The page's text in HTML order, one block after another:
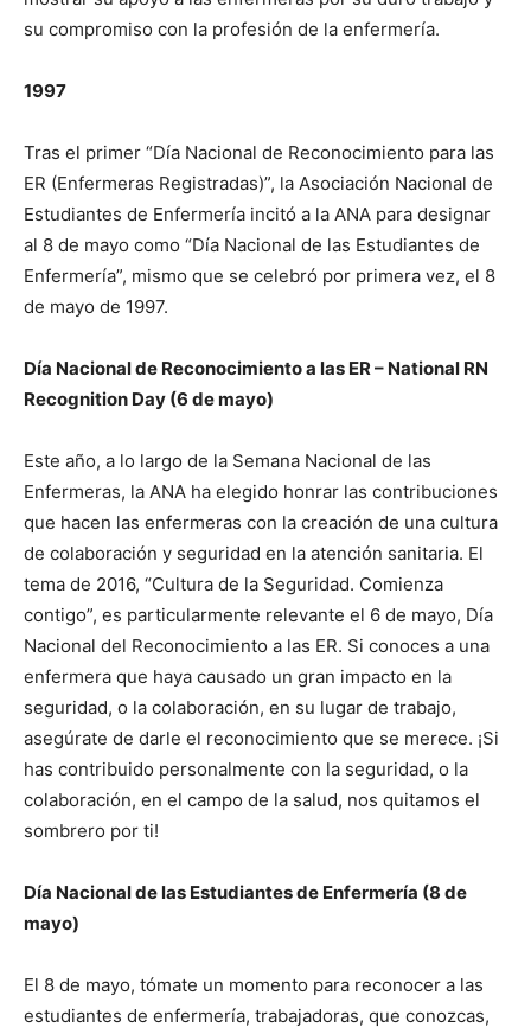
su compromiso con la profesión de la enfermería.
1997
Tras el primer “Día Nacional de Reconocimiento para las
ER (Enfermeras Registradas)”, la Asociación Nacional de
Estudiantes de Enfermería incitó a la ANA para designar
al 8 de mayo como “Día Nacional de las Estudiantes de
Enfermería”, mismo que se celebró por primera vez, el 8
de mayo de 1997.
Día Nacional de Reconocimiento a las ER – National RN
Recognition Day (6 de mayo)
Este año, a lo largo de la Semana Nacional de las
Enfermeras, la ANA ha elegido honrar las contribuciones
que hacen las enfermeras con la creación de una cultura
de colaboración y seguridad en la atención sanitaria. El
tema de 2016, “Cultura de la Seguridad. Comienza
contigo”, es particularmente relevante el 6 de mayo, Día
Nacional del Reconocimiento a las ER. Si conoces a una
enfermera que haya causado un gran impacto en la
seguridad, o la colaboración, en su lugar de trabajo,
asegúrate de darle el reconocimiento que se merece. ¡Si
has contribuido personalmente con la seguridad, o la
colaboración, en el campo de la salud, nos quitamos el
sombrero por ti!
Día Nacional de las Estudiantes de Enfermería (8 de
mayo)
El 8 de mayo, tómate un momento para reconocer a las
estudiantes de enfermería, trabajadoras, que conozcas,